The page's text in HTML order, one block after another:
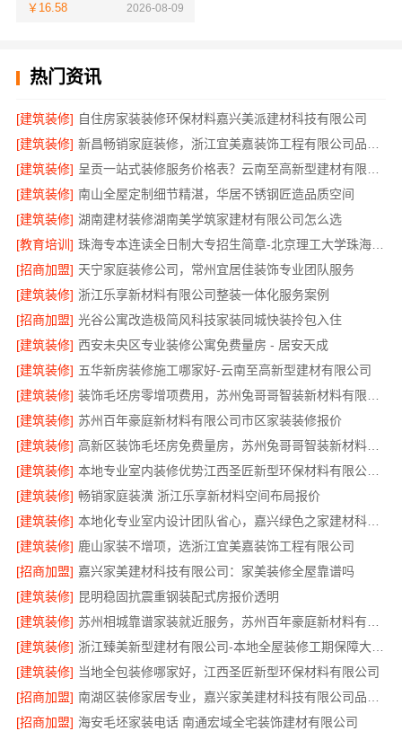
￥16.58 2026-08-09
热门资讯
[建筑装修] 自住房家装装修环保材料嘉兴美派建材科技有限公司
[建筑装修]
[建筑装修]
[建筑装修] 南山全屋定制细节精湛，华居不锈钢匠造品质空间
[建筑装修] 湖南建材装修湖南美学筑家建材有限公司怎么选
[教育培训]
珠海专本连读全日制大专招生简章-北京理工大学珠海学院继续教育学院
[招商加盟] 天宁家庭装修公司，常州宜居佳装饰专业团队服务
[建筑装修] 浙江乐享新材料有限公司整装一体化服务案例
[招商加盟] 光谷公寓改造极简风科技家装同城快装拎包入住
[建筑装修] 西安未央区专业装修公寓免费量房 - 居安天成
[建筑装修] 五华新房装修施工哪家好-云南至高新型建材有限公司
[建筑装修]
[建筑装修] 苏州百年豪庭新材料有限公司市区家装装修报价
[建筑装修]
高新区装饰毛坯房免费量房，苏州兔哥哥智装新材料有限公司贴心前期服务
[建筑装修]
本地专业室内装修优势江西圣匠新型环保材料有限公司领先
[建筑装修] 畅销家庭装潢 浙江乐享新材料空间布局报价
[建筑装修]
本地化专业室内设计团队省心，嘉兴绿色之家建材科技有限公司
[建筑装修] 鹿山家装不增项，选浙江宜美嘉装饰工程有限公司
[招商加盟] 嘉兴家美建材科技有限公司：家美装修全屋靠谱吗
[建筑装修] 昆明稳固抗震重钢装配式房报价透明
[建筑装修]
[建筑装修]
浙江臻美新型建材有限公司-本地全屋装修工期保障大平层
[建筑装修] 当地全包装修哪家好，江西圣匠新型环保材料有限公司
[招商加盟]
[招商加盟] 海安毛坯家装电话 南通宏域全宅装饰建材有限公司